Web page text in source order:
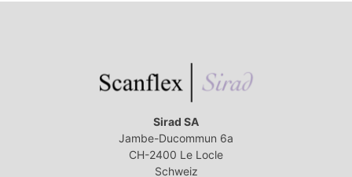
Sirad SA
Jambe-Ducommun 6a
CH-2400 Le Locle
Schweiz